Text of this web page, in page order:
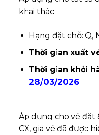
khai thác
Hạng đặt chỗ: Q,
Thời gian xuất
Thời gian khởi
28/03/2026
Áp dụng cho vé đặt
CX, giá vé đã được